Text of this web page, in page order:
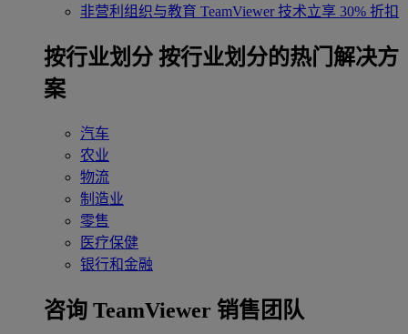
非营利组织与教育 TeamViewer 技术立享 30% 折扣
‌按行业划分 按行业划分的热门解决方
案
汽车
农业
物流
制造业
零售
医疗保健
银行和金融
咨询 TeamViewer 销售团队